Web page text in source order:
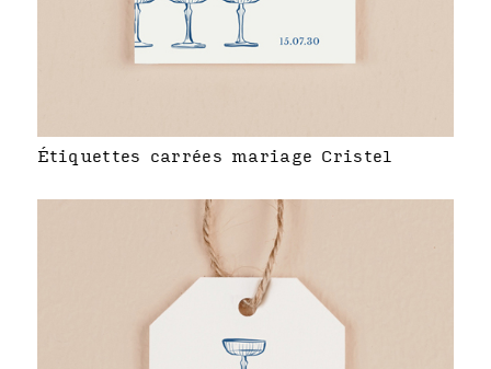
Étiquettes carrées mariage Cristel